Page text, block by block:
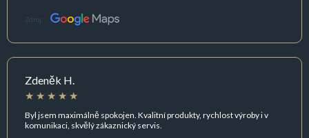
Zdroj:
Zdeněk H.
Byl jsem maximálně spokojen. Kvalitní produkty, rychlost výroby i v
komunikaci, skvělý zákaznický servis.